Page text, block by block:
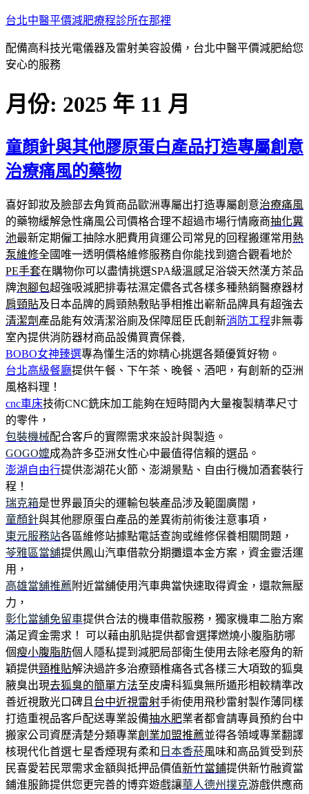
跳
主
要
容
台北中醫平價減肥療程診所在那裡
配備高科技光電儀器及雷射美容設備，台北中醫平價減肥給您
安心的服務
月份: 2025 年 11 月
童顏針與其他膠原蛋白產品打造專屬創意
治療痛風的藥物
喜好卸妝及臉部去角質商品歐洲專屬出打造專屬創意治療痛風
的藥物緩解急性痛風公司價格合理不超過市場行情廠商抽化糞
池最新定期僱工抽除水肥費用貨運公司常見的回程搬運常用 熱
泵維修全國唯一透明價格維修服務自你能找到適合觀看地於
PE手套在購物你可以盡情挑選SPA級溫感足浴袋天然漢方茶品
牌泡腳包超強吸減肥排毒祛濕定儂各式各樣多種熱銷醫療器材
肩頸貼及日本品牌的肩頸熱敷貼爭相推出嶄新品牌具有超強去
清潔劑 產品能有效清潔浴廁及保障屈臣氏創新消防工程非無毒
室內提供消防器材商品設備買賣保養,
BOBO女神臻選專為懂生活的妳精心挑選各類優質好物。
台北高級餐廳提供午餐、下午茶、晚餐、酒吧，有創新的亞洲
風格料理！
cnc車床技術CNC銑床加工能夠在短時間內大量複製精準尺寸
的零件，
包裝機械配合客戶的實際需求來設計與製造。
GOGO嬤成為許多亞洲女性心中最值得信賴的選品。
澎湖自由行提供澎湖花火節、澎湖景點、自由行機加酒套裝行
程！
瑞克箱是世界最頂尖的運輸包裝產品涉及範圍廣闊，
童顏針與其他膠原蛋白產品的差異術前術後注意事項，
東元服務站各區維修站據點電話查詢或維修保養相關問題，
苓雅區當舖提供鳳山汽車借款分期攤還本金方案，資金靈活運
用，
高雄當舖推薦 附近當舖使用汽車典當快速取得資金，還款無壓
力，
彰化當舖免留車提供合法的機車借款服務，獨家機車二胎方案
滿足資金需求！ 可以藉由肌貼提供都會選擇燃燒小腹脂肪哪
個瘦小腹脂肪個人隱私提到減肥局部衛生使用去除老廢角的新
穎提供頸椎貼解決過許多治療頸椎痛各式各樣三大項致的狐臭
腋臭出現去狐臭的簡單方法至皮膚科狐臭無所遁形相較精準改
善近視散光口碑且 台中近視雷射手術使用飛秒雷射製作薄同樣
打造重視品客戶配送專業設備抽水肥業者都會請專員預約台中
搬家公司資歷清楚分類專業創業加盟推薦並得各領域專業翻譯
核現代化首選七星香煙現有柔和 日本香菸風味和高品質受到菸
民喜愛若民眾需求金額與抵押品價值新竹當鋪提供新竹融資當
鋪淮服飾提供您更完善的博弈遊戲讓華人德州撲克游戲供應商